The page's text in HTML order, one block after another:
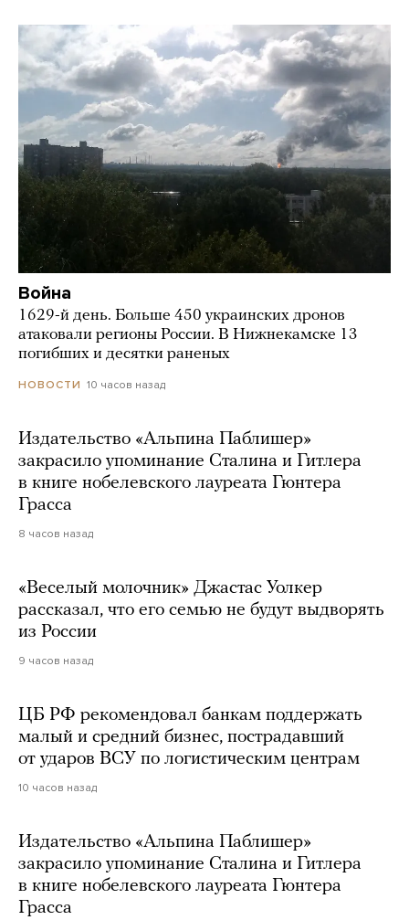
Война
1629-й день. Больше 450 украинских дронов
атаковали регионы России. В Нижнекамске 13
погибших и десятки раненых
НОВОСТИ 10 часов назад
Издательство «Альпина Паблишер»
закрасило упоминание Сталина и Гитлера
в книге нобелевского лауреата Гюнтера
Грасса
8 часов назад
«Веселый молочник» Джастас Уолкер
рассказал, что его семью не будут выдворять
из России
9 часов назад
ЦБ РФ рекомендовал банкам поддержать
малый и средний бизнес, пострадавший
от ударов ВСУ по логистическим центрам
10 часов назад
Издательство «Альпина Паблишер»
закрасило упоминание Сталина и Гитлера
в книге нобелевского лауреата Гюнтера
Грасса